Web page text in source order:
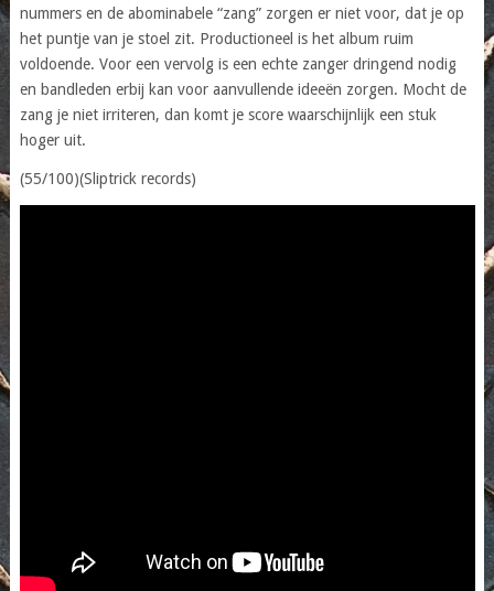
nummers en de abominabele “zang” zorgen er niet voor, dat je op
het puntje van je stoel zit. Productioneel is het album ruim
voldoende. Voor een vervolg is een echte zanger dringend nodig
en bandleden erbij kan voor aanvullende ideeën zorgen. Mocht de
zang je niet irriteren, dan komt je score waarschijnlijk een stuk
hoger uit.
(55/100)(Sliptrick records)